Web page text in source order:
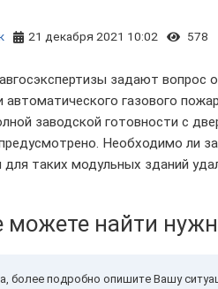
21 декабря 2021 10:02 578
задают
автоматического газового
заводской готовности с
Необходимо ли
для таких модульных зданий
можете найти
более подробно опишите Вашу